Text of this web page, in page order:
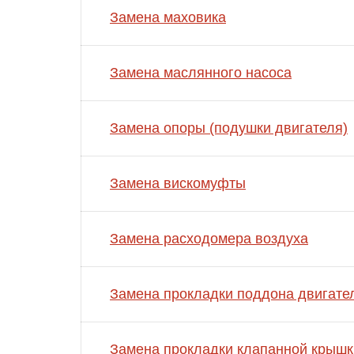
Замена маховика
Замена маслянного насоса
Замена опоры (подушки двигателя)
Замена вискомуфты
Замена расходомера воздуха
Замена прокладки поддона
Замена прокладки клапанной